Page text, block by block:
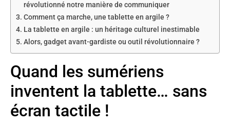
révolutionné notre manière de communiquer
Comment ça marche, une tablette en argile ?
La tablette en argile : un héritage culturel inestimable
Alors, gadget avant-gardiste ou outil révolutionnaire ?
Quand les sumériens
inventent la tablette… sans
écran tactile !